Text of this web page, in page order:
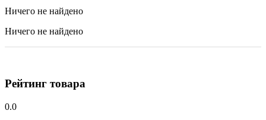
Ничего не найдено
Ничего не найдено
Рейтинг товара
0.0